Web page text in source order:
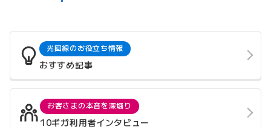
光回線のお役立ち情報
おすすめ記事
お客さまの本音を深堀り
10ギガ利用者インタビュー